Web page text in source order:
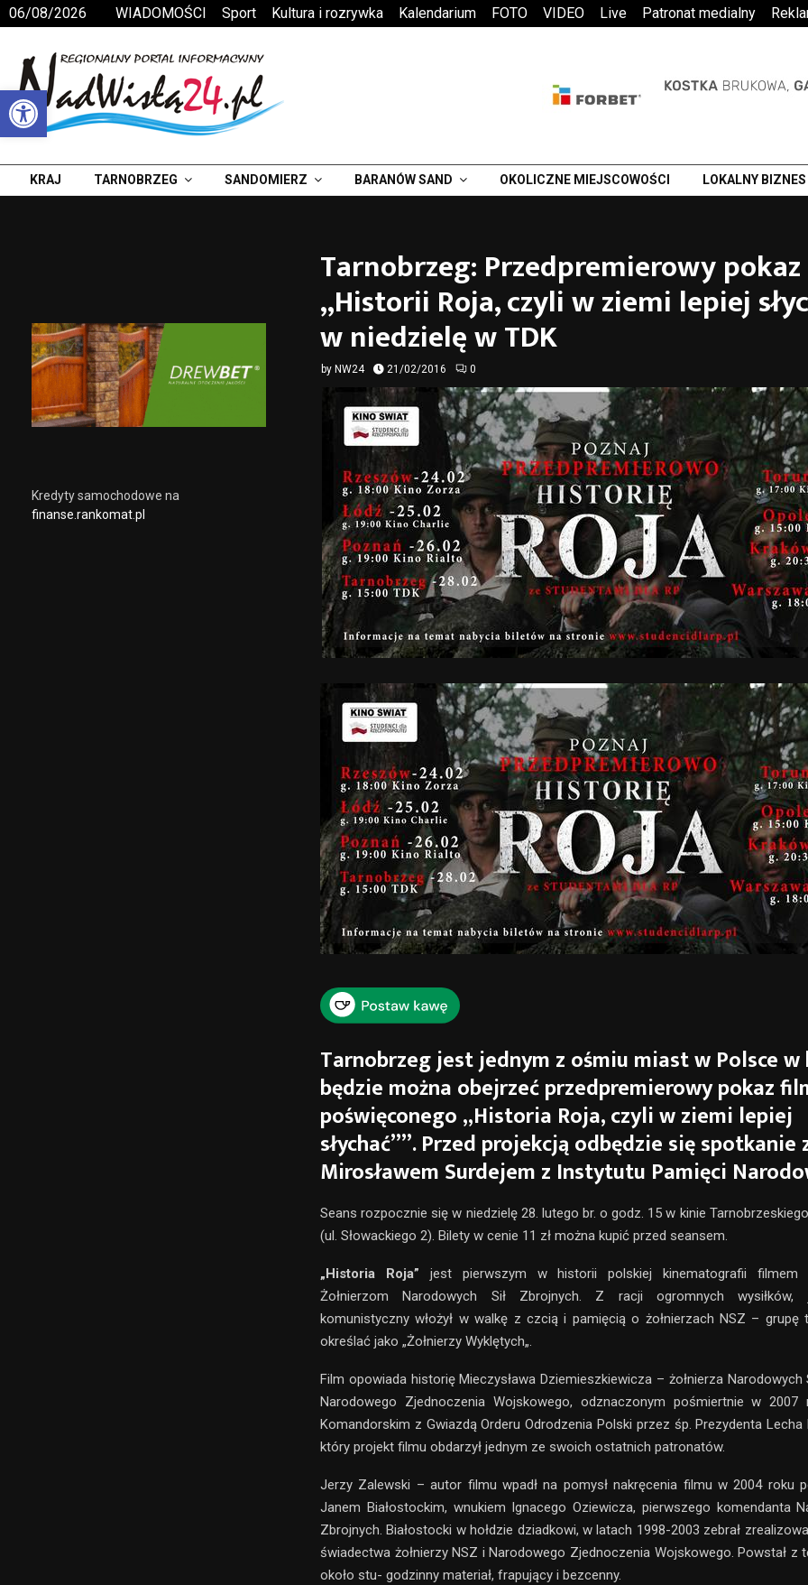
Otwórz pasek narzędzi
06/08/2026 WIADOMOŚCI Sport Kultura i rozrywka Kalendarium FOTO VIDEO Live Patronat medialny
KRAJ TARNOBRZEG SANDOMIERZ BARANÓW SAND OKOLICZNE MIEJSCOWOŚCI LOKALNY BIZNES
Tarnobrzeg: Przedpremierowy pokaz
„Historii Roja, czyli w ziemi lepiej
w niedzielę w TDK
by NW24 21/02/2016 0
Tarnobrzeg jest jednym z ośmiu miast w Polsce
będzie można obejrzeć przedpremierowy pokaz
poświęconego „Historia Roja, czyli w ziemi lepiej
słychać””. Przed projekcją odbędzie się spotkanie
Mirosławem Surdejem z Instytutu Pamięci
Seans rozpocznie się w niedzielę 28. lutego br. o godz. 15 w kinie
(ul. Słowackiego 2). Bilety w cenie 11 zł można kupić przed seansem.
„Historia Roja” jest pierwszym w historii polskiej kinematografii filmem
Żołnierzom Narodowych Sił Zbrojnych. Z racji ogromnych wysiłków,
komunistyczny włożył w walkę z czcią i pamięcią o żołnierzach NSZ – grupę
określać jako „Żołnierzy Wyklętych„.
Film opowiada historię Mieczysława Dziemieszkiewicza – żołnierza Narodowych
Narodowego Zjednoczenia Wojskowego, odznaczonym pośmiertnie w 2007
Komandorskim z Gwiazdą Orderu Odrodzenia Polski przez śp. Prezydenta Lecha
który projekt filmu obdarzył jednym ze swoich ostatnich patronatów.
Jerzy Zalewski – autor filmu wpadł na pomysł nakręcenia filmu w 2004 roku
Janem Białostockim, wnukiem Ignacego Oziewicza, pierwszego komendanta
Zbrojnych. Białostocki w hołdzie dziadkowi, w latach 1998-2003 zebrał
świadectwa żołnierzy NSZ i Narodowego Zjednoczenia Wojskowego. Powstał z
około stu- godzinny materiał, frapujący i bezcenny.
Kredyty samochodowe na
finanse.rankomat.pl